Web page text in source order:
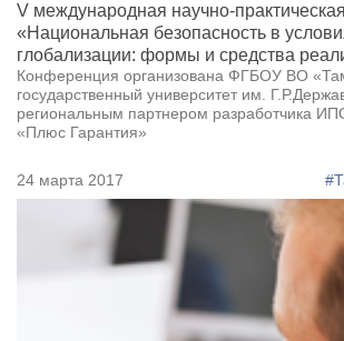
V международная научно-
«Национальная безопасность в
глобализации: формы и средства
Конференция организована ФГБОУ ВО
государственный университет им.
региональным партнером разработчика
«Плюс Гарантия»
24 марта 2017